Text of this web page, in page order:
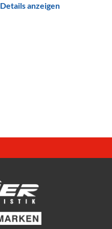
Details anzeigen